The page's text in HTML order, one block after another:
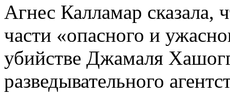
Агнес Калламар сказала,
части «опасного и
убийстве Джамаля
разведывательного